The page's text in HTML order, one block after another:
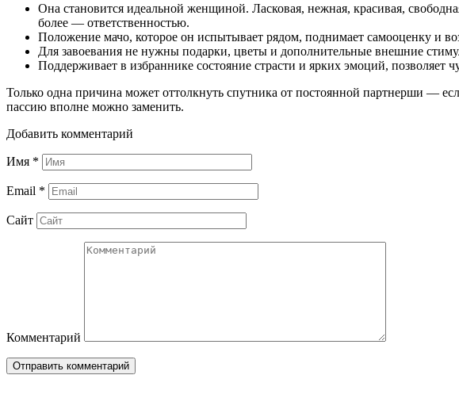
Она становится идеальной женщиной. Ласковая, нежная, красивая,
более — ответственностью.
Положение мачо, которое он испытывает рядом, поднимает самооценку и
Для завоевания не нужны подарки, цветы и дополнительные внешние
Поддерживает в избраннике состояние страсти и ярких эмоций,
Только одна причина может оттолкнуть спутника от постоянной партнерши —
пассию вполне можно заменить.
Добавить комментарий
Имя *
Email *
Сайт
Комментарий